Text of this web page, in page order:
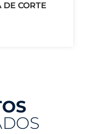
DE CORTE